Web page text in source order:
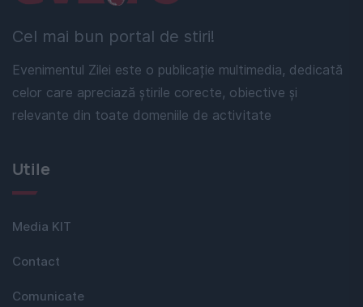
Cel mai bun portal de stiri!
Evenimentul Zilei este o publicație multimedia, dedicată
celor care apreciază știrile corecte, obiective și
relevante din toate domeniile de activitate
Utile
Media KIT
Contact
Comunicate